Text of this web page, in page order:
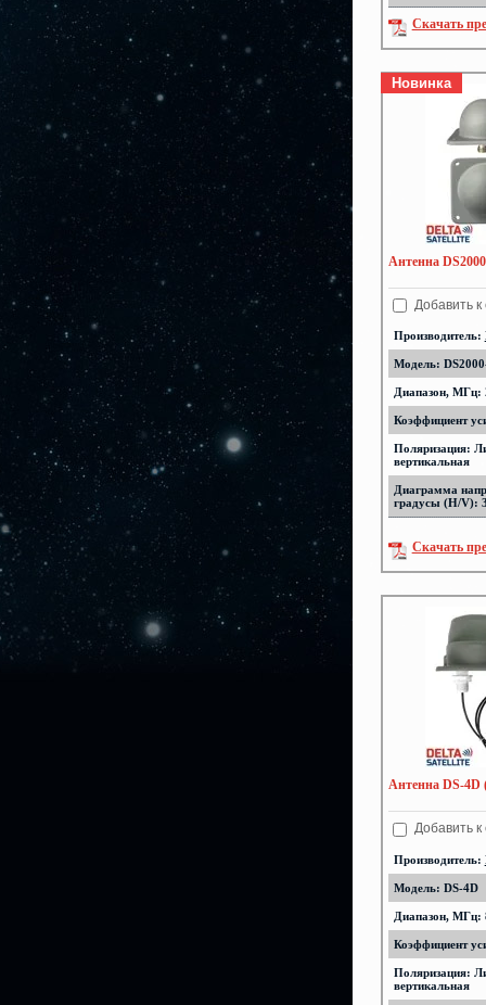
Скачать
Новинка
Антенна
Добавить
Производитель:
Модель:
Диапазон, МГц:
Коэффициент
Поляризация:
вертикальная
Диаграмма
градусы (H/V):
Скачать
Антенна DS-4D
Добавить
Производитель:
Модель: DS-4D
Диапазон, МГц:
Коэффициент
Поляризация:
вертикальная